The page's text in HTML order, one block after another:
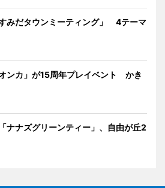
みだタウンミーティング」 4テーマ
ンカ」が15周年プレイベント かき
ナナズグリーンティー」、自由が丘2